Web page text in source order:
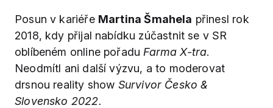
Posun v kariéře Martina Šmahela přinesl rok
2018, kdy přijal nabídku zúčastnit se v SR
oblíbeném online pořadu Farma X-tra.
Neodmítl ani další výzvu, a to moderovat
drsnou reality show Survivor Česko &
Slovensko 2022.